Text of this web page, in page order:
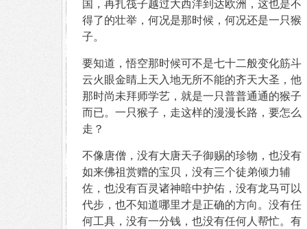
国，再扎筏子越过大西洋到达欧洲，这也是不
得了的壮举，何况是那时候，何况还是一只猴
子。
要知道，悟空那时候可不是七十二般变化筋斗
云火眼金睛上天入地无所不能的齐天大圣，他
那时尚未拜师学艺，就是一只普普通通的猴子
而已。一只猴子，走这样的漫漫长路，要怎么
走？
不像唐僧，没有大唐天子御赐的珍物，也没有
如来佛祖赏赠的宝贝，没有三个徒弟倾力辅
佐，也没有百灵诸神暗中护佑，没有龙马可以
代步，也不知道哪里才是正确的方向。没有任
何工具，没有一分钱，也没有任何人帮忙。有